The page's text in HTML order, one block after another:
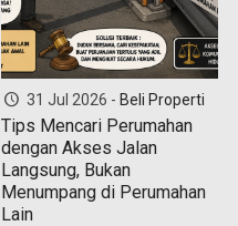
31 Jul 2026 - Beli Properti
Tips Mencari Perumahan
dengan Akses Jalan
Langsung, Bukan
Menumpang di Perumahan
Lain